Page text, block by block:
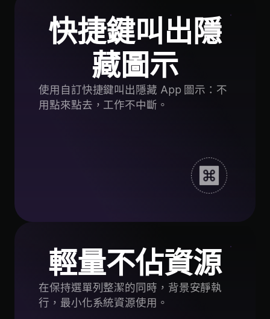
快捷鍵叫出隱
藏圖示
使用自訂快捷鍵叫出隱藏 App 圖示：不
用點來點去，工作不中斷。
輕量不佔資源
在保持選單列整潔的同時，背景安靜執
行，最小化系統資源使用。